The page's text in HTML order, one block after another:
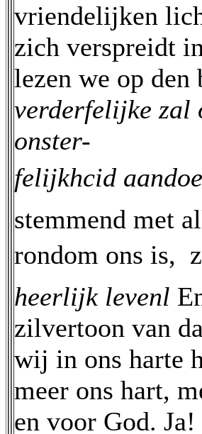
vriendelijken
zich verspreidt
lezen we op
verderfelijke zal
onster-
felijkhcid
stemmend met
rondom ons is, 
heerlijk levenl
zilvertoon van
wij in ons harte
meer ons hart,
en voor God.